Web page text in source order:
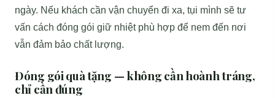
ngày. Nếu khách cần vận chuyển đi xa, tụi mình sẽ tư
vấn cách đóng gói giữ nhiệt phù hợp để nem đến nơi
vẫn đảm bảo chất lượng.
Đóng gói quà tặng — không cần hoành tráng,
chỉ cần đúng